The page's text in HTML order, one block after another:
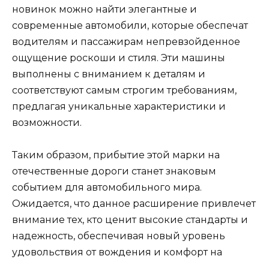
новинок можно найти элегантные и
современные автомобили, которые обеспечат
водителям и пассажирам непревзойденное
ощущение роскоши и стиля. Эти машины
выполнены с вниманием к деталям и
соответствуют самым строгим требованиям,
предлагая уникальные характеристики и
возможности.
Таким образом, прибытие этой марки на
отечественные дороги станет знаковым
событием для автомобильного мира.
Ожидается, что данное расширение привлечет
внимание тех, кто ценит высокие стандарты и
надежность, обеспечивая новый уровень
удовольствия от вождения и комфорт на